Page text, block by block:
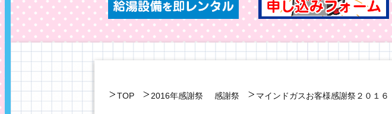
TOP 2016年感謝祭 感謝祭 マインドガスお客様感謝祭２０１６